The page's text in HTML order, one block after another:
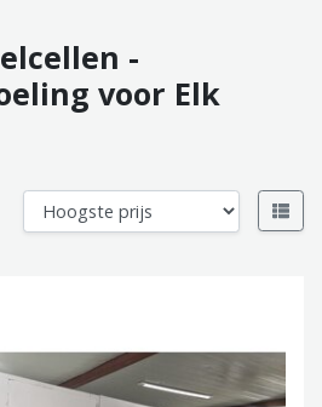
-
voor Elk